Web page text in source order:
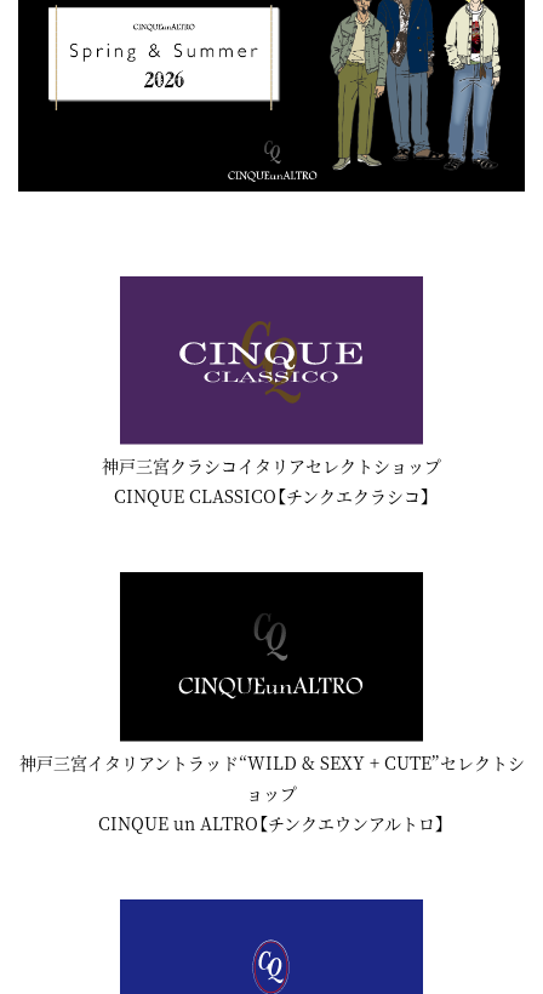
神戸三宮クラシコイタリアセレクトショップ
CINQUE CLASSICO【チンクエクラシコ】
神戸三宮イタリアントラッド“WILD & SEXY + CUTE”セレクトシ
ョップ
CINQUE un ALTRO【チンクエウンアルトロ】